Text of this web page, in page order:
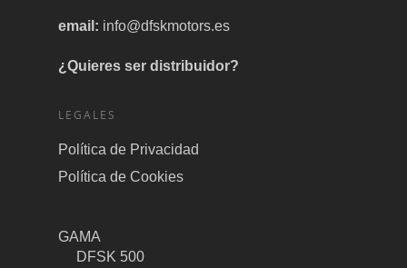
email: info@dfskmotors.es
¿Quieres ser distribuidor?
LEGALES
Política de Privacidad
Política de Cookies
GAMA
DFSK 500